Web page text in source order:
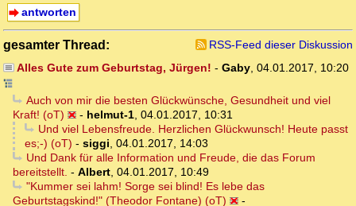
antworten
gesamter Thread:
RSS-Feed dieser Diskussion
Alles Gute zum Geburtstag, Jürgen! - Gaby, 04.01.2017, 10:20
Auch von mir die besten Glückwünsche, Gesundheit und viel
Kraft! (oT)
- helmut-1, 04.01.2017, 10:31
Und viel Lebensfreude. Herzlichen Glückwunsch! Heute passt
es;-) (oT) - siggi, 04.01.2017, 14:03
Und Dank für alle Information und Freude, die das Forum
bereitstellt. - Albert, 04.01.2017, 10:49
"Kummer sei lahm! Sorge sei blind! Es lebe das
Geburtstagskind!" (Theodor Fontane) (oT)
-